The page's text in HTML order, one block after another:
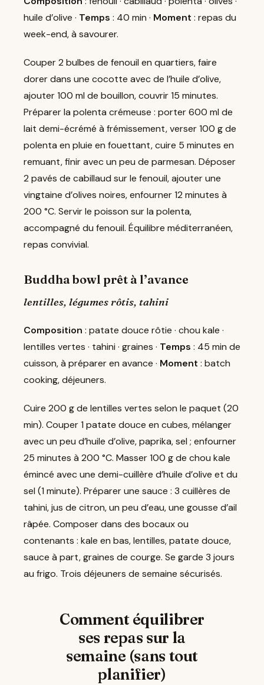
huile d’olive · Temps : 40 min · Moment : repas du
week-end, à savourer.
Couper 2 bulbes de fenouil en quartiers, faire
dorer dans une cocotte avec de l’huile d’olive,
ajouter 100 ml de bouillon, couvrir 15 minutes.
Préparer la polenta crémeuse : porter 600 ml de
lait demi-écrémé à frémissement, verser 100 g de
polenta en pluie en fouettant, cuire 5 minutes en
remuant, finir avec un peu de parmesan. Déposer
2 pavés de cabillaud sur le fenouil, ajouter une
vingtaine d’olives noires, enfourner 12 minutes à
200 °C. Servir le poisson sur la polenta,
accompagné du fenouil. Équilibre méditerranéen,
repas convivial.
Buddha bowl prêt à l’avance
lentilles, légumes rôtis, tahini
Composition : patate douce rôtie · chou kale ·
lentilles vertes · tahini · graines · Temps : 45 min de
cuisson, à préparer en avance · Moment : batch
cooking, déjeuners.
Cuire 200 g de lentilles vertes selon le paquet (20
min). Couper 1 patate douce en cubes, mélanger
avec un peu d’huile d’olive, paprika, sel ; enfourner
25 minutes à 200 °C. Masser 100 g de chou kale
émincé avec une demi-cuillère d’huile d’olive et du
sel (1 minute). Préparer une sauce : 3 cuillères de
tahini, jus de citron, un peu d’eau, une gousse d’ail
râpée. Composer dans des bocaux ou
contenants : kale en bas, lentilles, patate douce,
sauce à part, graines de courge. Se garde 3 jours
au frigo. Trois déjeuners de semaine sécurisés.
Comment équilibrer
ses repas sur la
semaine (sans tout
planifier)